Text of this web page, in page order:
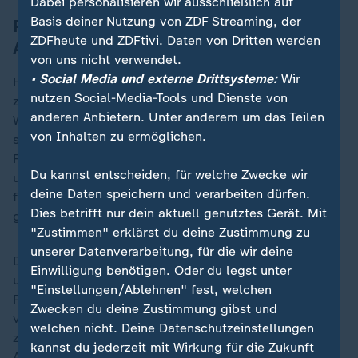
Problem: Fahrer haben oft keine
Aufenthaltserlaubnis
Hugo Allouard vom Institut Mines-Télécom in Paris hat
zu Lieferdiensten geforscht. Für den
Wirtschaftswissenschaftler gibt es auch ein
strukturelles Problem bei den Lieferfahrten: Viele
Fahrer hätten keine Alternative auf dem Arbeitsmarkt,
unter anderem wegen ihres Aufenthaltstitels. Dieser
fehlt laut der Befragung von Médecins du Monde bei
gut zwei Dritteln der Fahrer.
Diese bezahlen häufig eine Gebühr an Accountinhaber
und fahren unter deren Namen. Die Arbeit für
Plattformen würde ihnen zwar helfen, etwas Geld zu
verdienen. Doch "die Plattformen können sich das
zunutze machen, um die Entlohnung und
Basis deiner Nutzung von ZDF Streaming, der
ZDFheute und ZDFtivi. Daten von Dritten werden
von uns nicht verwendet.
• Social Media und externe Drittsysteme:Wir
nutzen Social-Media-Tools und Dienste von
anderen Anbietern. Unter anderem um das Teilen
von Inhalten zu ermöglichen.
Du kannst entscheiden, für welche Zwecke wir
deine Daten speichern und verarbeiten dürfen.
Dies betrifft nur dein aktuell genutztes Gerät. Mit
"Zustimmen" erklärst du deine Zustimmung zu
unserer Datenverarbeitung, für die wir deine
Einwilligung benötigen. Oder du legst unter
"Einstellungen/Ablehnen" fest, welchen
Zwecken du deine Zustimmung gibst und
welchen nicht. Deine Datenschutzeinstellungen
kannst du jederzeit mit Wirkung für die Zukunft